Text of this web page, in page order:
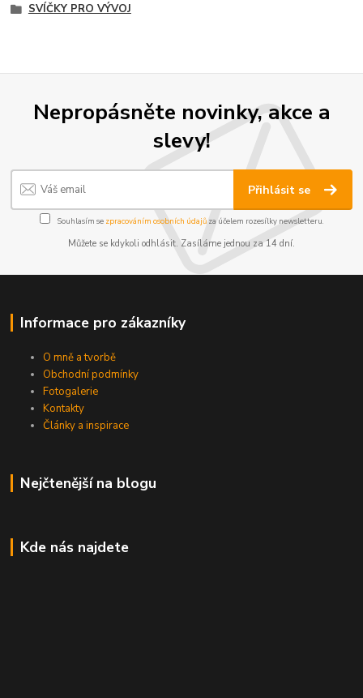
SVÍČKY PRO VÝVOJ
Nepropásněte novinky, akce a
slevy!
Přihlásit se
Souhlasím se zpracováním osobních údajůza účelem rozesílky newsletteru.
Můžete se kdykoli odhlásit. Zasíláme jednou za 14 dní.
Informace pro zákazníky
O mně a tvorbě
Obchodní podmínky
Fotogalerie
Kontakty
Články a inspirace
Nejčtenější na blogu
Kde nás najdete